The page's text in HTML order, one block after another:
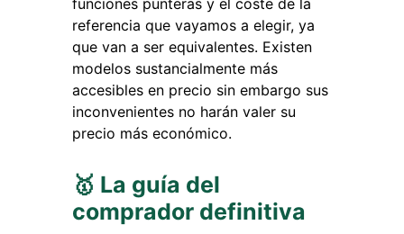
funciones punteras y el coste de la
referencia que vayamos a elegir, ya
que van a ser equivalentes. Existen
modelos sustancialmente más
accesibles en precio sin embargo sus
inconvenientes no harán valer su
precio más económico.
🥇 La guía del
comprador definitiva